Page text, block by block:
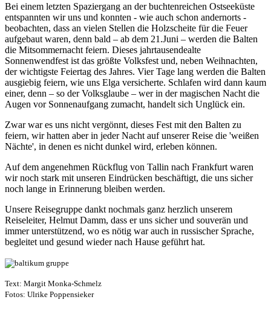
Bei einem letzten Spaziergang an der buchtenreichen Ostseeküste
entspannten wir uns und konnten - wie auch schon andernorts -
beobachten, dass an vielen Stellen die Holzscheite für die Feuer
aufgebaut waren, denn bald – ab dem 21.Juni – werden die Balten
die Mitsommernacht feiern. Dieses jahrtausendealte
Sonnenwendfest ist das größte Volksfest und, neben Weihnachten,
der wichtigste Feiertag des Jahres. Vier Tage lang werden die Balten
ausgiebig feiern, wie uns Elga versicherte. Schlafen wird dann kaum
einer, denn – so der Volksglaube – wer in der magischen Nacht die
Augen vor Sonnenaufgang zumacht, handelt sich Unglück ein.
Zwar war es uns nicht vergönnt, dieses Fest mit den Balten zu
feiern, wir hatten aber in jeder Nacht auf unserer Reise die 'weißen
Nächte', in denen es nicht dunkel wird, erleben können.
Auf dem angenehmen Rückflug von Tallin nach Frankfurt waren
wir noch stark mit unseren Eindrücken beschäftigt, die uns sicher
noch lange in Erinnerung bleiben werden.
Unsere Reisegruppe dankt nochmals ganz herzlich unserem
Reiseleiter, Helmut Damm, dass er uns sicher und souverän und
immer unterstützend, wo es nötig war auch in russischer Sprache,
begleitet und gesund wieder nach Hause geführt hat.
Text: Margit Monka-Schmelz
Fotos: Ulrike Poppensieker